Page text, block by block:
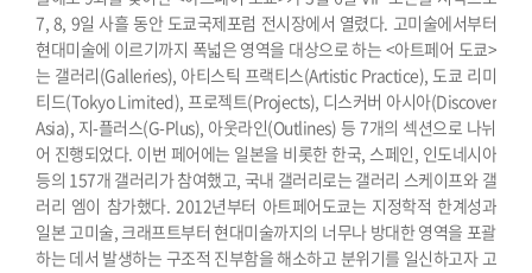
7, 8, 9일 사흘 동안 도쿄국제포럼 전시장에서 열렸다. 고미술에서부터
현대미술에 이르기까지 폭넓은 영역을 대상으로 하는 <아트페어 도쿄>
는 갤러리(Galleries), 아티스틱 프랙티스(Artistic Practice), 도쿄 리미
티드(Tokyo Limited), 프로젝트(Projects), 디스커버 아시아(Discover
Asia), 지-플러스(G-Plus), 아웃라인(Outlines) 등 7개의 섹션으로 나뉘
어 진행되었다. 이번 페어에는 일본을 비롯한 한국, 스페인, 인도네시아
등의 157개 갤러리가 참여했고, 국내 갤러리로는 갤러리 스케이프와 갤
러리 엠이 참가했다. 2012년부터 아트페어도쿄는 지정학적 한계성과
일본 고미술, 크래프트부터 현대미술까지의 너무나 방대한 영역을 포괄
하는 데서 발생하는 구조적 진부함을 해소하고 분위기를 일신하고자 고